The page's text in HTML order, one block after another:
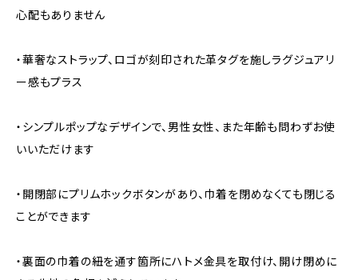
心配もありません
・華奢なストラップ、ロゴが刻印された革タグを施しラグジュアリ
ー感もプラス
・シンプルポップなデザインで、男性女性、また年齢も問わずお使
いいただけます
・開閉部にプリムホックボタンがあり、巾着を閉めなくても閉じる
ことができます
・裏面の巾着の紐を通す箇所にハトメ金具を取付け、開け閉めに